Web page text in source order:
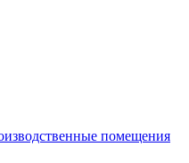
помещения